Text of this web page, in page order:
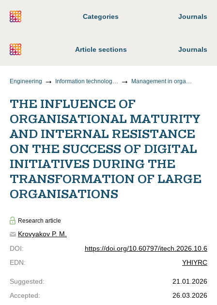
Categories Journals
Article sections Journals
Engineering Information technology and telecommunications Management in organizational systems
THE INFLUENCE OF
ORGANISATIONAL MATURITY
AND INTERNAL RESISTANCE
ON THE SUCCESS OF DIGITAL
INITIATIVES DURING THE
TRANSFORMATION OF LARGE
ORGANISATIONS
Research article
Krovyakov P. M.
DOI:
https://doi.org/10.60797/itech.2026.10.6
EDN: YHIYRC
Suggested:
21.01.2026
Accepted:
26.03.2026